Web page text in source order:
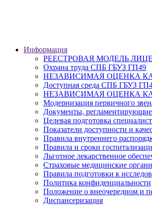
Информация
РЕЕСТРОВАЯ МОДЕЛЬ
Охрана труда СПБ ГБУЗ ГП49
НЕЗАВИСИМАЯ ОЦЕНКА
Доступная среда СПБ ГБУЗ
НЕЗАВИСИМАЯ ОЦЕНКА
Модернизация первичного
Документы, регламентирующие
Целевая подготовка
Показатели доступности и
Правила внутреннего
Правила и сроки
Льготное лекарственное
Страховые медицинские
Правила подготовки к
Политика конфиденциальности
Положение о внеочередном и
Диспансеризация